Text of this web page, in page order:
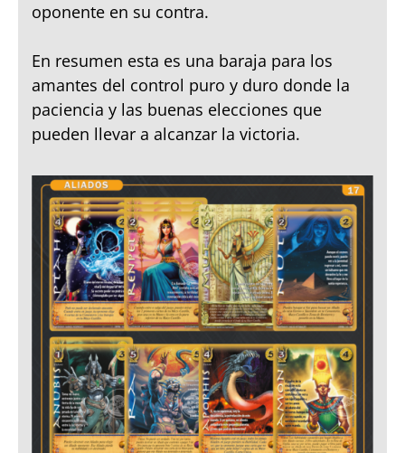
oponente en su contra.
En resumen esta es una baraja para los
amantes del control puro y duro donde la
paciencia y las buenas elecciones que
pueden llevar a alcanzar la victoria.